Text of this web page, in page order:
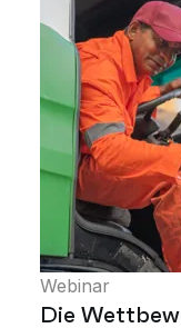
Webinar
Die